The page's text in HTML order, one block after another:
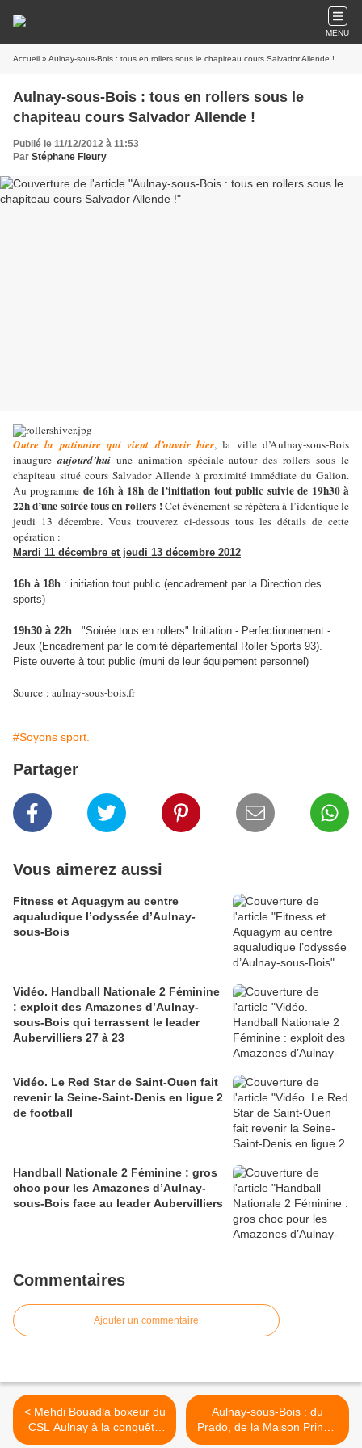
MENU
Accueil » Aulnay-sous-Bois : tous en rollers sous le chapiteau cours Salvador Allende !
Aulnay-sous-Bois : tous en rollers sous le
chapiteau cours Salvador Allende !
Publié le 11/12/2012 à 11:53
Par Stéphane Fleury
Outre la patinoire qui vient d’ouvrir hier, la ville d’Aulnay-sous-Bois
inaugureaujourd’huiune animation spéciale autour des rollers sous le
chapiteau situé cours Salvador Allende à proximité immédiate du Galion.
Au programme de 16h à 18h de l’initiation tout public suivie de 19h30 à
22h d’une soirée tous en rollers !Cet événement se répètera à l’identique le
jeudi 13 décembre. Vous trouverez ci-dessous tous les détails de cette
opération :
Mardi 11 décembre et jeudi 13 décembre 2012
16h à 18h : initiation tout public (encadrement par la Direction des
sports)
19h30 à 22h : "Soirée tous en rollers" Initiation - Perfectionnement -
Jeux (Encadrement par le comité départemental Roller Sports 93).
Piste ouverte à tout public (muni de leur équipement personnel)
Source : aulnay-sous-bois.fr
#Soyons sport.
Partager
Vous aimerez aussi
Fitness et Aquagym au centre
aqualudique l’odyssée d’Aulnay-
sous-Bois
Vidéo. Handball Nationale 2 Féminine
: exploit des Amazones d’Aulnay-
sous-Bois qui terrassent le leader
Aubervilliers 27 à 23
Vidéo. Le Red Star de Saint-Ouen fait
revenir la Seine-Saint-Denis en ligue 2
de football
Handball Nationale 2 Féminine : gros
choc pour les Amazones d’Aulnay-
sous-Bois face au leader Aubervilliers
Commentaires
Ajouter un commentaire
< Mehdi Bouadla boxeur du
CSL Aulnay à la conquête
du titre mondial WBO des
Aulnay-sous-Bois : du
Prado, de la Maison Princet
et de l’intercommunalité >